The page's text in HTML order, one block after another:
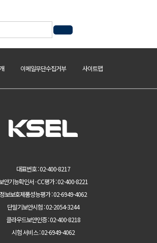
이메일무단수집거부 사이트맵
대표번호 : 02-400-8217
안기능확인서 · CC평가 : 02-400-8221
정보보호제품성능평가 : 02-6949-4062
단말기보안시험 : 02-2054-3244
클라우드보안인증 : 02-400-8218
시험 서비스 : 02-6949-4062